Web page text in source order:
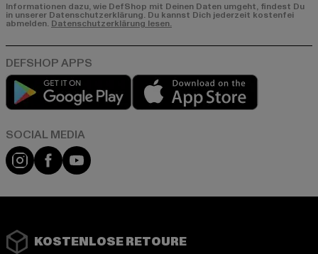
Informationen dazu, wie DefShop mit Deinen Daten umgeht, findest Du
in unserer Datenschutzerklärung. Du kannst Dich jederzeit kostenfei
abmelden.Datenschutzerklärung lesen.
Play market
Instagram
FacebookYouTube
KOSTENLOSE RETOURE